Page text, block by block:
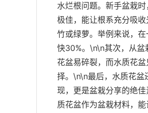
水烂根问题。新手盆栽
极佳，能让根系充分吸
竹或绿萝。举例来说，
快30%。\n\n其次，从盆
花盆易碎裂，而水质花
择。\n\n最后，水质花盆
现，更是盆栽分享的绝
质花盆作为盆栽材料，